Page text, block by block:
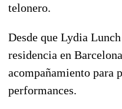
telonero.
Desde que Lydia
residencia en
acompañamiento para
performances.